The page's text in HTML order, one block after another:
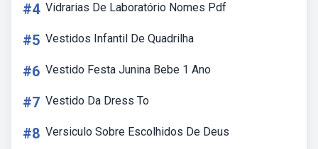
#4 Vidrarias De Laboratório Nomes Pdf
#5 Vestidos Infantil De Quadrilha
#6 Vestido Festa Junina Bebe 1 Ano
#7 Vestido Da Dress To
#8 Versiculo Sobre Escolhidos De Deus